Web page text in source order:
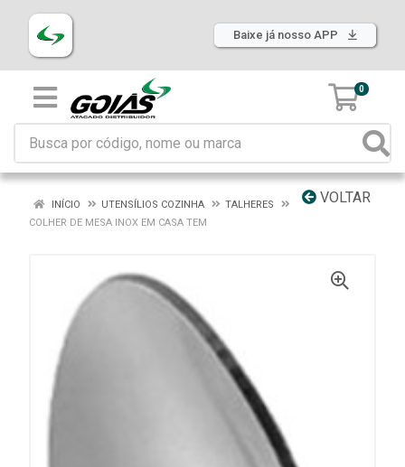
Baixe já nosso APP
0
VOLTAR
INÍCIO UTENSÍLIOS COZINHA
TALHERES
COLHER DE MESA INOX EM CASA TEM